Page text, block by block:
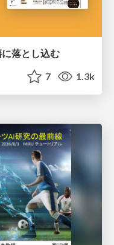
落とし込む
7 1.3k